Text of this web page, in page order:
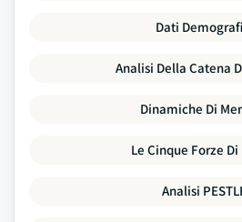
Dati
Analisi Della Catena
Dinamiche Di
Le Cinque Forze
Analisi